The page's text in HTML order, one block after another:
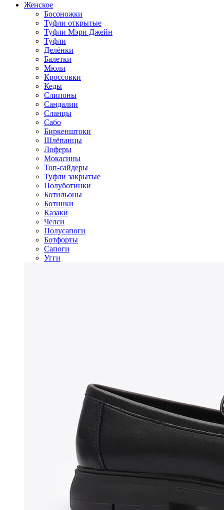
Женское
Босоножки
Туфли открытые
Туфли Мэри Джейн
Туфли
Делёнки
Балетки
Мюли
Кроссовки
Кеды
Слипоны
Сандалии
Сланцы
Сабо
Биркенштоки
Шлёпанцы
Лоферы
Мокасины
Топ-сайдеры
Туфли закрытые
Полуботинки
Ботильоны
Ботинки
Казаки
Челси
Полусапоги
Ботфорты
Сапоги
Угги